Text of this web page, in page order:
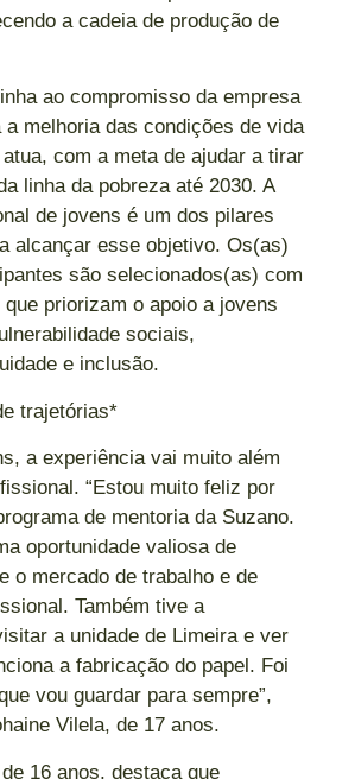
a cadeia de produção de
ao compromisso da empresa
melhoria das condições de vida
com a meta de ajudar a tirar
linha da pobreza até 2030. A
de jovens é um dos pilares
alcançar esse objetivo. Os(as)
são selecionados(as) com
priorizam o apoio a jovens
sociais,
e inclusão.
trajetórias*
a experiência vai muito além
“Estou muito feliz por
de mentoria da Suzano.
oportunidade valiosa de
o mercado de trabalho e de
Também tive a
a unidade de Limeira e ver
a fabricação do papel. Foi
vou guardar para sempre”,
Vilela, de 17 anos.
16 anos, destaca que